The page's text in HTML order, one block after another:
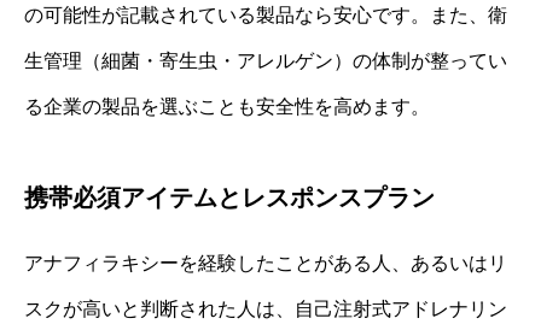
の可能性が記載されている製品なら安心です。また、衛
生管理（細菌・寄生虫・アレルゲン）の体制が整ってい
る企業の製品を選ぶことも安全性を高めます。
携帯必須アイテムとレスポンスプラン
アナフィラキシーを経験したことがある人、あるいはリ
スクが高いと判断された人は、自己注射式アドレナリン